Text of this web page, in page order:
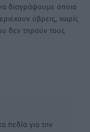
διαγράψουμε όποια
ύβρεις, χωρίς
δεν τηρούν τους
πεδία για την